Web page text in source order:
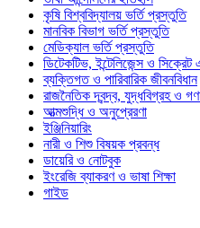
কৃষি বিশ্ববিদ্যালয় ভর্তি প্রস্তুতি
মানবিক বিভাগ ভর্তি প্রস্তুতি
মেডিক্যাল ভর্তি প্রস্তুতি
ডিটেকটিভ, ইন্টেলিজেন্স ও সিক্রেট
ব্যক্তিগত ও পারিবারিক জীবনবিধান
রাজনৈতিক দ্বন্দ্ব, যুদ্ধবিগ্রহ ও
আত্মশুদ্ধি ও অনুপ্রেরণা
ইঞ্জিনিয়ারিং
নারী ও শিশু বিষয়ক প্রবন্ধ
ডায়েরি ও নোটবুক
ইংরেজি ব্যাকরণ ও ভাষা শিক্ষা
গাইড